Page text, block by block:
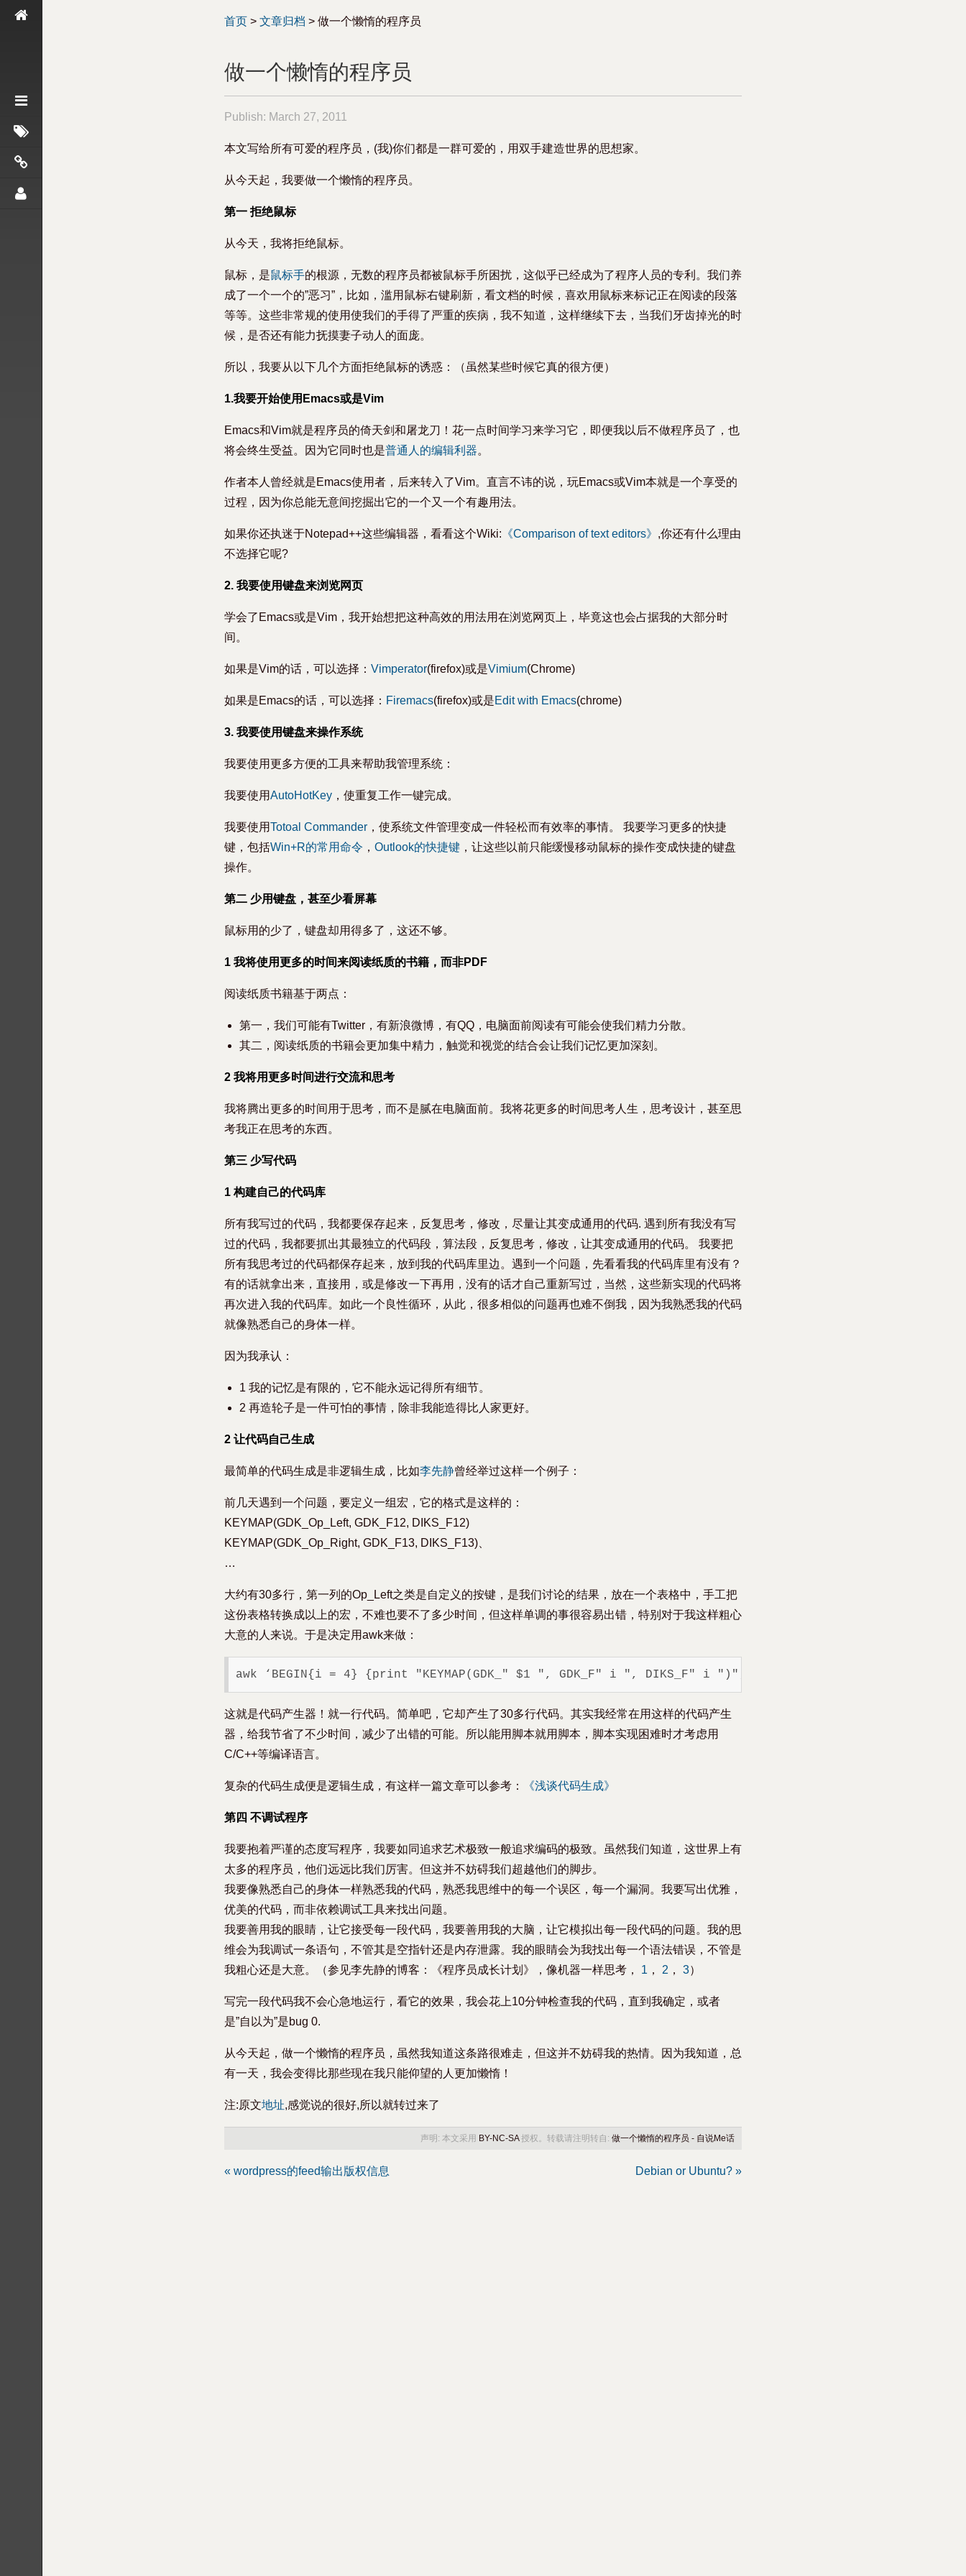
首页 > 文章归档 > 做一个懒惰的程序员
做一个懒惰的程序员
Publish: March 27, 2011
本文写给所有可爱的程序员，(我)你们都是一群可爱的，用双手建造世界的思想家。
从今天起，我要做一个懒惰的程序员。
第一 拒绝鼠标
从今天，我将拒绝鼠标。
鼠标，是鼠标手的根源，无数的程序员都被鼠标手所困扰，这似乎已经成为了程序人员的专利。我们养
成了一个一个的”恶习”，比如，滥用鼠标右键刷新，看文档的时候，喜欢用鼠标来标记正在阅读的段落
等等。这些非常规的使用使我们的手得了严重的疾病，我不知道，这样继续下去，当我们牙齿掉光的时
候，是否还有能力抚摸妻子动人的面庞。
所以，我要从以下几个方面拒绝鼠标的诱惑：（虽然某些时候它真的很方便）
1.我要开始使用Emacs或是Vim
Emacs和Vim就是程序员的倚天剑和屠龙刀！花一点时间学习来学习它，即便我以后不做程序员了，也
将会终生受益。因为它同时也是普通人的编辑利器。
作者本人曾经就是Emacs使用者，后来转入了Vim。直言不讳的说，玩Emacs或Vim本就是一个享受的
过程，因为你总能无意间挖掘出它的一个又一个有趣用法。
如果你还执迷于Notepad++这些编辑器，看看这个Wiki: 《Comparison of text editors》 ,你还有什么理由
不选择它呢?
2. 我要使用键盘来浏览网页
学会了Emacs或是Vim，我开始想把这种高效的用法用在浏览网页上，毕竟这也会占据我的大部分时
间。
如果是Vim的话，可以选择： Vimperator(firefox)或是Vimium(Chrome)
如果是Emacs的话，可以选择： Firemacs(firefox)或是Edit with Emacs(chrome)
3. 我要使用键盘来操作系统
我要使用更多方便的工具来帮助我管理系统：
我要使用AutoHotKey ，使重复工作一键完成。
我要使用Totoal Commander ，使系统文件管理变成一件轻松而有效率的事情。 我要学习更多的快捷
键，包括Win+R的常用命令 ， Outlook的快捷键 ，让这些以前只能缓慢移动鼠标的操作变成快捷的键盘
操作。
第二 少用键盘，甚至少看屏幕
鼠标用的少了，键盘却用得多了，这还不够。
1 我将使用更多的时间来阅读纸质的书籍，而非PDF
阅读纸质书籍基于两点：
第一，我们可能有Twitter，有新浪微博，有QQ，电脑面前阅读有可能会使我们精力分散。
其二，阅读纸质的书籍会更加集中精力，触觉和视觉的结合会让我们记忆更加深刻。
2 我将用更多时间进行交流和思考
我将腾出更多的时间用于思考，而不是腻在电脑面前。我将花更多的时间思考人生，思考设计，甚至思
考我正在思考的东西。
第三 少写代码
1 构建自己的代码库
所有我写过的代码，我都要保存起来，反复思考，修改，尽量让其变成通用的代码. 遇到所有我没有写
过的代码，我都要抓出其最独立的代码段，算法段，反复思考，修改，让其变成通用的代码。 我要把
所有我思考过的代码都保存起来，放到我的代码库里边。遇到一个问题，先看看我的代码库里有没有？
有的话就拿出来，直接用，或是修改一下再用，没有的话才自己重新写过，当然，这些新实现的代码将
再次进入我的代码库。如此一个良性循环，从此，很多相似的问题再也难不倒我，因为我熟悉我的代码
就像熟悉自己的身体一样。
因为我承认：
1 我的记忆是有限的，它不能永远记得所有细节。
2 再造轮子是一件可怕的事情，除非我能造得比人家更好。
2 让代码自己生成
最简单的代码生成是非逻辑生成，比如李先静曾经举过这样一个例子：
前几天遇到一个问题，要定义一组宏，它的格式是这样的：
KEYMAP(GDK_Op_Left, GDK_F12, DIKS_F12)
KEYMAP(GDK_Op_Right, GDK_F13, DIKS_F13)、
…
大约有30多行，第一列的Op_Left之类是自定义的按键，是我们讨论的结果，放在一个表格中，手工把
这份表格转换成以上的宏，不难也要不了多少时间，但这样单调的事很容易出错，特别对于我这样粗心
大意的人来说。于是决定用awk来做：
这就是代码产生器！就一行代码。简单吧，它却产生了30多行代码。其实我经常在用这样的代码产生
器，给我节省了不少时间，减少了出错的可能。所以能用脚本就用脚本，脚本实现困难时才考虑用
C/C++等编译语言。
复杂的代码生成便是逻辑生成，有这样一篇文章可以参考： 《浅谈代码生成》
第四 不调试程序
我要抱着严谨的态度写程序，我要如同追求艺术极致一般追求编码的极致。虽然我们知道，这世界上有
太多的程序员，他们远远比我们厉害。但这并不妨碍我们超越他们的脚步。
我要像熟悉自己的身体一样熟悉我的代码，熟悉我思维中的每一个误区，每一个漏洞。我要写出优雅，
优美的代码，而非依赖调试工具来找出问题。
我要善用我的眼睛，让它接受每一段代码，我要善用我的大脑，让它模拟出每一段代码的问题。我的思
维会为我调试一条语句，不管其是空指针还是内存泄露。我的眼睛会为我找出每一个语法错误，不管是
我粗心还是大意。（参见李先静的博客：《程序员成长计划》，像机器一样思考， 1 ， 2 ， 3）
写完一段代码我不会心急地运行，看它的效果，我会花上10分钟检查我的代码，直到我确定，或者
是”自以为”是bug 0.
从今天起，做一个懒惰的程序员，虽然我知道这条路很难走，但这并不妨碍我的热情。因为我知道，总
有一天，我会变得比那些现在我只能仰望的人更加懒惰！
注:原文地址,感觉说的很好,所以就转过来了
声明: 本文采用 BY-NC-SA授权。转载请注明转自: 做一个懒惰的程序员 - 自说Me话
« wordpress的feed输出版权信息 Debian or Ubuntu? »